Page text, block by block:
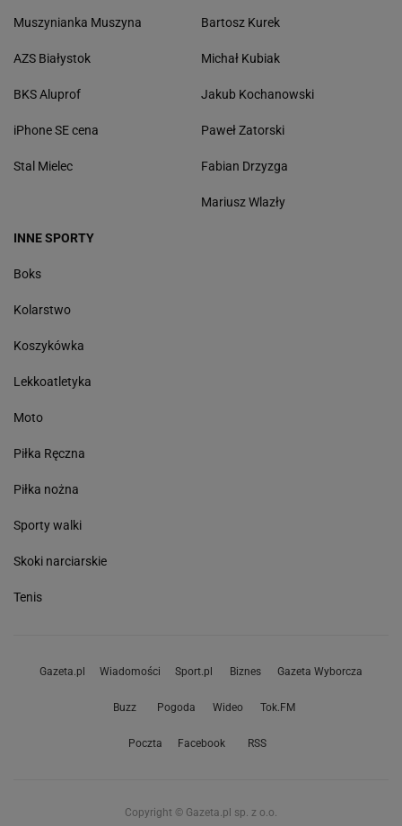
Muszynianka Muszyna
AZS Białystok
BKS Aluprof
iPhone SE cena
Stal Mielec
Bartosz Kurek
Michał Kubiak
Jakub Kochanowski
Paweł Zatorski
Fabian Drzyzga
Mariusz Wlazły
INNE SPORTY
Boks
Kolarstwo
Koszykówka
Lekkoatletyka
Moto
Piłka Ręczna
Piłka nożna
Sporty walki
Skoki narciarskie
Tenis
Gazeta.pl Wiadomości Sport.pl Biznes Gazeta Wyborcza
Buzz Pogoda Wideo Tok.FM
Poczta Facebook RSS
Copyright © Gazeta.pl sp. z o.o.